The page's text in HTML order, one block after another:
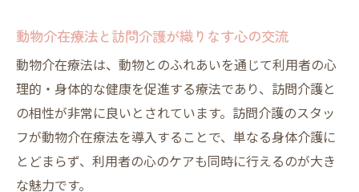
動物介在療法と訪問介護が織りなす心の交流
動物介在療法は、動物とのふれあいを通じて利用者の心
理的・身体的な健康を促進する療法であり、訪問介護と
の相性が非常に良いとされています。訪問介護のスタッ
フが動物介在療法を導入することで、単なる身体介護に
とどまらず、利用者の心のケアも同時に行えるのが大き
な魅力です。